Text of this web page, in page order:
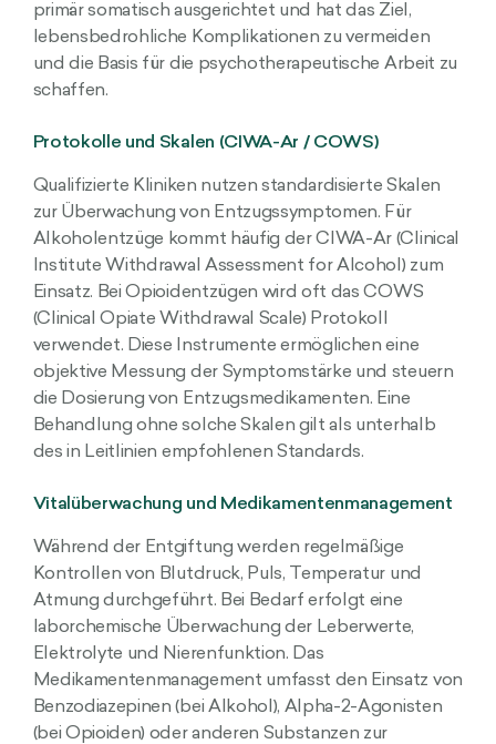
primär somatisch ausgerichtet und hat das Ziel,
lebensbedrohliche Komplikationen zu vermeiden
und die Basis für die psychotherapeutische Arbeit zu
schaffen.
Protokolle und Skalen (CIWA-Ar / COWS)
Qualifizierte Kliniken nutzen standardisierte Skalen
zur Überwachung von Entzugssymptomen. Für
Alkoholentzüge kommt häufig der CIWA-Ar (Clinical
Institute Withdrawal Assessment for Alcohol) zum
Einsatz. Bei Opioidentzügen wird oft das COWS
(Clinical Opiate Withdrawal Scale) Protokoll
verwendet. Diese Instrumente ermöglichen eine
objektive Messung der Symptomstärke und steuern
die Dosierung von Entzugsmedikamenten. Eine
Behandlung ohne solche Skalen gilt als unterhalb
des in Leitlinien empfohlenen Standards.
Vitalüberwachung und Medikamentenmanagement
Während der Entgiftung werden regelmäßige
Kontrollen von Blutdruck, Puls, Temperatur und
Atmung durchgeführt. Bei Bedarf erfolgt eine
laborchemische Überwachung der Leberwerte,
Elektrolyte und Nierenfunktion. Das
Medikamentenmanagement umfasst den Einsatz von
Benzodiazepinen (bei Alkohol), Alpha-2-Agonisten
(bei Opioiden) oder anderen Substanzen zur